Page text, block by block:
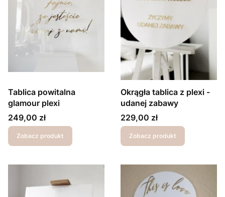
Tablica powitalna
glamour plexi
Cena
249,00 zł
Zobacz produkt
Okrągła tablica z plexi -
udanej zabawy
Cena
229,00 zł
Zobacz produkt